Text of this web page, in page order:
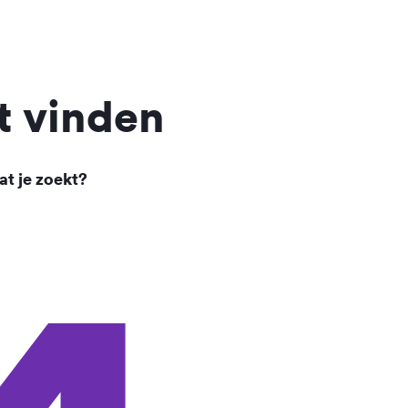
vinden
je zoekt?